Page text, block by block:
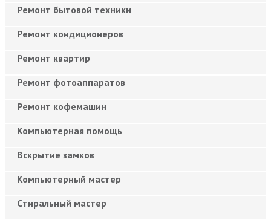
Ремонт бытовой техники
Ремонт кондиционеров
Ремонт квартир
Ремонт фотоаппаратов
Ремонт кофемашин
Компьютерная помощь
Вскрытие замков
Компьютерный мастер
Cтиральный мастер